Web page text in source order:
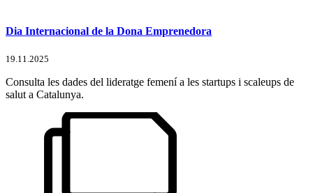
Dia Internacional de la Dona Emprenedora
19.11.2025
Consulta les dades del lideratge femení a les startups i scaleups de
salut a Catalunya.